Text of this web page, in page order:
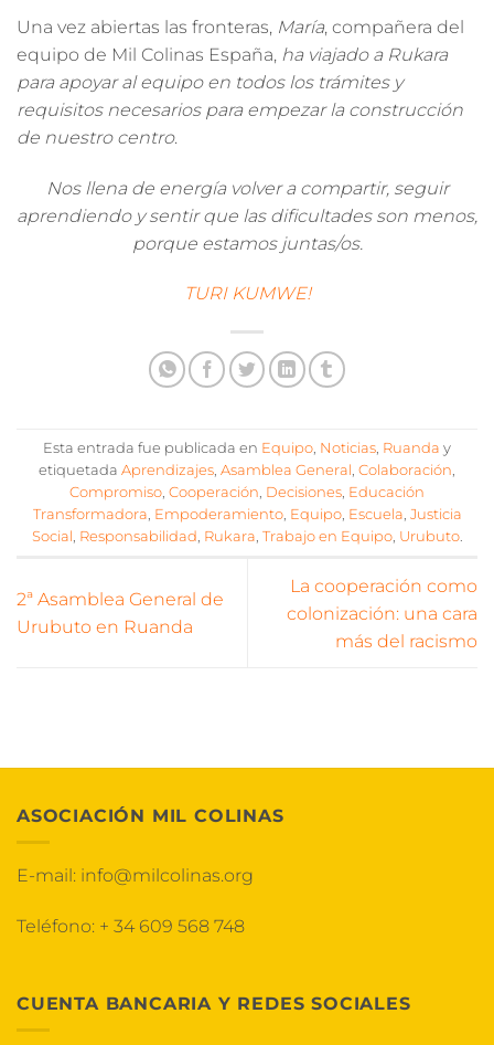
Una vez abiertas las fronteras, María, compañera del
equipo de Mil Colinas España, ha viajado a Rukara
para apoyar al equipo en todos los trámites y
requisitos necesarios para empezar la construcción
de nuestro centro.
Nos llena de energía volver a compartir, seguir
aprendiendo y sentir que las dificultades son menos,
porque estamos juntas/os.
TURI KUMWE!
Esta entrada fue publicada en Equipo Noticias Ruanda y
etiquetada Aprendizajes Asamblea General Colaboración
Compromiso Cooperación Decisiones Educación
Transformadora Empoderamiento, Equipo, Escuela Justicia
Social Responsabilidad Rukara Trabajo en Equipo, Urubuto.
2ª Asamblea General de
Urubuto en Ruanda
La cooperación como
colonización: una cara
más del racismo
ASOCIACIÓN MIL COLINAS
E-mail: info@milcolinas.org
Teléfono: + 34 609 568 748
CUENTA BANCARIA Y REDES SOCIALES